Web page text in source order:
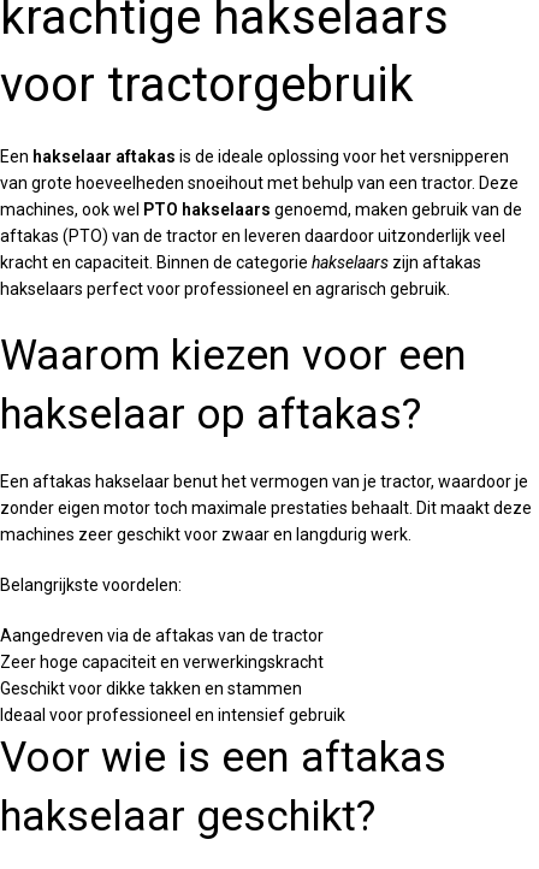
krachtige hakselaars
voor tractorgebruik
Een hakselaar aftakas is de ideale oplossing voor het versnipperen
van grote hoeveelheden snoeihout met behulp van een tractor. Deze
machines, ook wel PTO hakselaars genoemd, maken gebruik van de
aftakas (PTO) van de tractor en leveren daardoor uitzonderlijk veel
kracht en capaciteit. Binnen de categorie hakselaars zijn aftakas
hakselaars perfect voor professioneel en agrarisch gebruik.
Waarom kiezen voor een
hakselaar op aftakas?
Een aftakas hakselaar benut het vermogen van je tractor, waardoor je
zonder eigen motor toch maximale prestaties behaalt. Dit maakt deze
machines zeer geschikt voor zwaar en langdurig werk.
Belangrijkste voordelen:
Aangedreven via de aftakas van de tractor
Zeer hoge capaciteit en verwerkingskracht
Geschikt voor dikke takken en stammen
Ideaal voor professioneel en intensief gebruik
Voor wie is een aftakas
hakselaar geschikt?